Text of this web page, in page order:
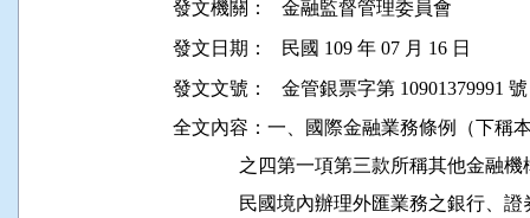
發文機關：
金融監督管理委員會
發文日期：
民國 109 年 07 月 16 日
發文文號：
金管銀票字第 10901379991
全文內容：一、國際金融業務條例（下稱
之四第一項第三款所稱其他金
民國境內辦理外匯業務之銀行